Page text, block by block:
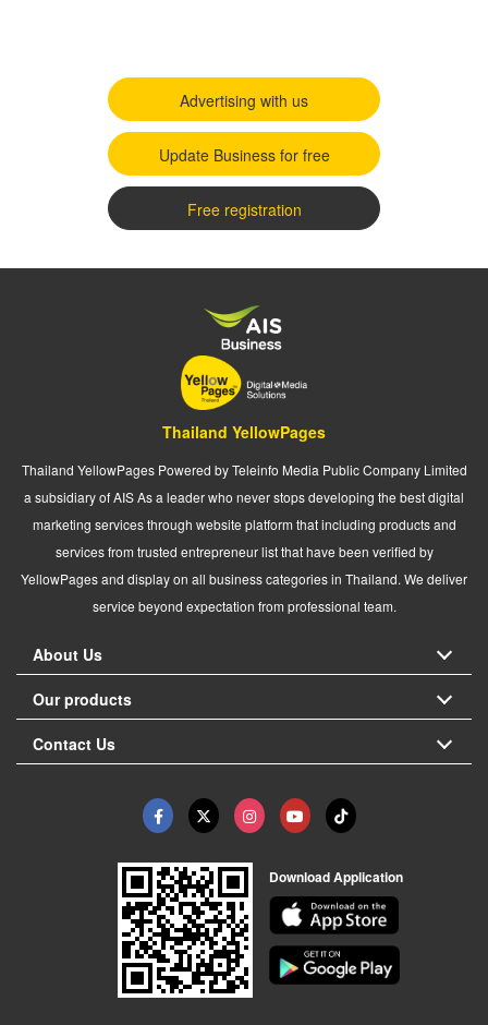
Advertising with us
Update Business for free
Free registration
Thailand YellowPages
Thailand YellowPages Powered by Teleinfo Media Public Company Limited
a subsidiary of AIS As a leader who never stops developing the best digital
marketing services through website platform that including products and
services from trusted entrepreneur list that have been verified by
YellowPages and display on all business categories in Thailand. We deliver
service beyond expectation from professional team.
About Us
Our products
Contact Us
Download Application